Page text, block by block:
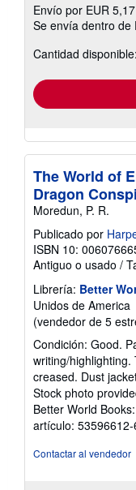
Envío por EUR 5,17
Se envía dentro de
Cantidad
The World of
Dragon
Moredun, P. R.
Publicado por
ISBN 10:
Antiguo o usado /
Librería: Better
Unidos de America
(vendedor de 5
Condición: Good.
writing/
creased. Dust
Stock photo
Better World
artículo:
Contactar al vendedor